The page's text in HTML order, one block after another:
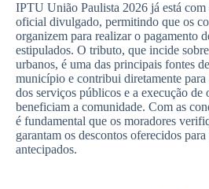
IPTU União Paulista 2026 já está com
oficial divulgado, permitindo que os
organizem para realizar o pagamento
estipulados. O tributo, que incide
urbanos, é uma das principais fontes
município e contribui diretamente para
dos serviços públicos e a execução de
beneficiam a comunidade. Com as
é fundamental que os moradores
garantam os descontos oferecidos
antecipados.